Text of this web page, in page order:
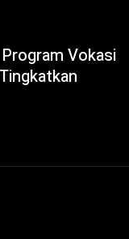
Vokasi